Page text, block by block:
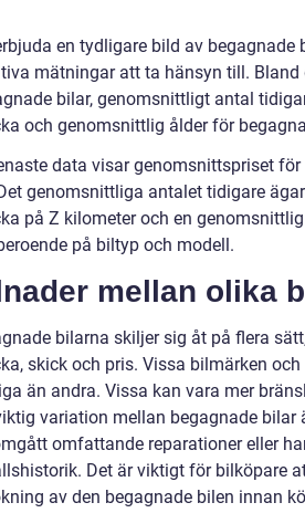
en tydligare bild av begagnade
mätningar att ta hänsyn till.
bilar, genomsnittligt antal
och genomsnittlig ålder för
data visar genomsnittspriset
genomsnittliga antalet tidigare
på Z kilometer och en
på biltyp och modell.
mellan olika
bilarna skiljer sig åt på flera
skick och pris. Vissa bilmärken
än andra. Vissa kan vara mer
variation mellan begagnade bilar
omfattande reparationer eller
Det är viktigt för bilköpare
av den begagnade bilen innan